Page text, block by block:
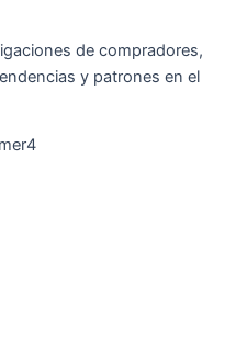
de compradores,
y patrones en el